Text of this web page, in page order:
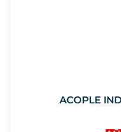
ACOPLE